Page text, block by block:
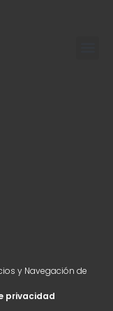
y Navegación de
privacidad